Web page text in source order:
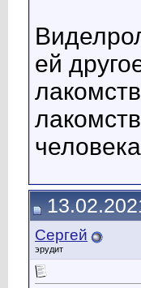
ей
Сергей
эрудит